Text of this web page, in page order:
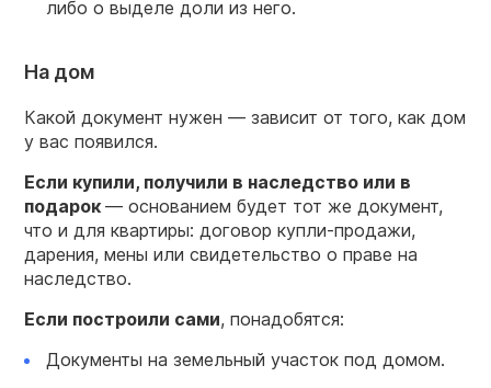
либо о выделе доли из него.
На дом
Какой документ нужен — зависит от того, как дом
у вас появился.
Если купили, получили в наследство или в
подарок — основанием будет тот же документ,
что и для квартиры: договор купли-продажи,
дарения, мены или свидетельство о праве на
наследство.
Если построили сами, понадобятся:
Документы на земельный участок под домом.